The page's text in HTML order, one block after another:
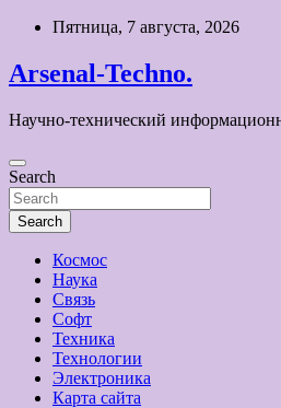
Skip
content
Пятница, 7 августа, 2026
Arsenal-Techno.
Научно-технический
Search
Search
Космос
Наука
Связь
Софт
Техника
Технологии
Электроника
Карта сайта